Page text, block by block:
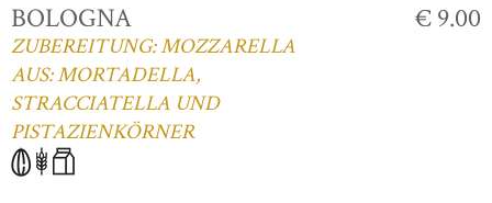
BOLOGNA
ZUBEREITUNG: MOZZARELLA
AUS: MORTADELLA,
STRACCIATELLA UND
PISTAZIENKÖRNER
€ 9.00